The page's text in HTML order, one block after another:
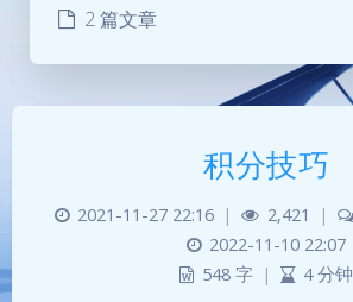
2 篇文章
积分技巧
2021-11-27 22:16 | 2,421 |
2022-11-10 22:07
548 字 | 4 分钟